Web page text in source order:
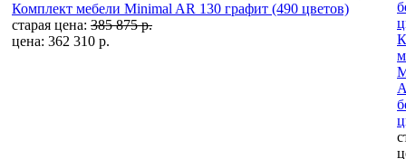
Комплект мебели Minimal AR 130 графит (490 цветов)
старая цена: 385 875 р.
цена: 362 310 р.